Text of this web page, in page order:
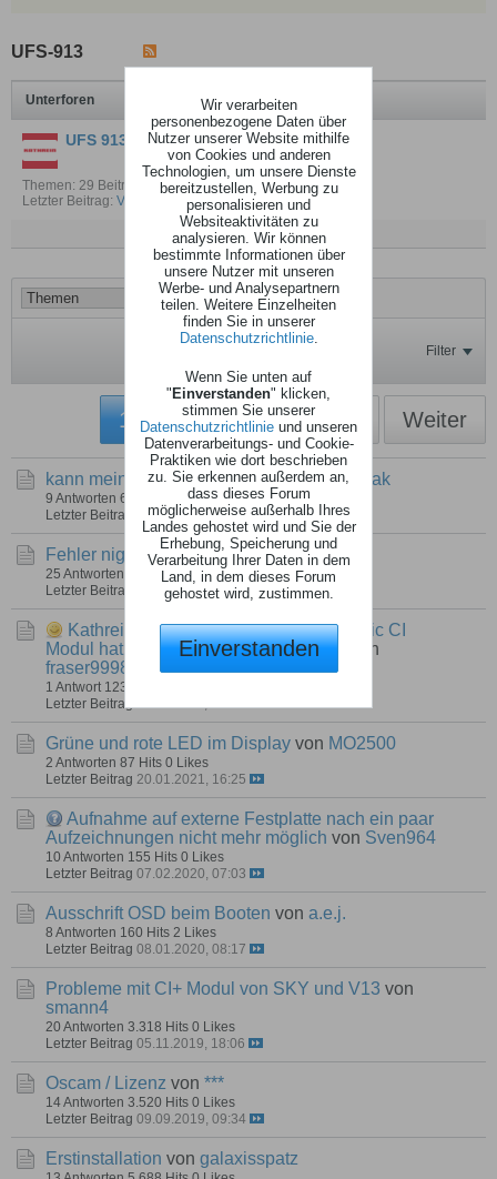
UFS-913
Unterforen
UFS 913 Titan nightly-images
Themen: 29 Beiträge: 733
Letzter Beitrag: V1.87
Kanäle als gelesen markieren
Filter
1 2 3 4 10 Weiter
kann mein NAS nicht mounten vonsurffreak
9 Antworten 68 Hits
0 Likes
Letzter Beitrag
06.01.2026, 15:17
Fehler nightly M47625 vonstulle
25 Antworten 226 Hits 0 Likes
Letzter Beitrag
21.11.2025, 15:00
Kathrein UFS913 mit Alphacrypt Classic CI
Modul hat Probleme beim Umschalten
von
fraser9998
1 Antwort 123 Hits
Letzter Beitrag
Grüne und rote LED im Display von MO2500
2 Antworten 87 Hits 0 Likes
Letzter Beitrag 20.01.2021, 16:25
Aufnahme auf externe Festplatte nach ein paar
Aufzeichnungen nicht mehr möglich von Sven964
10 Antworten 155 Hits 0 Likes
Letzter Beitrag 07.02.2020, 07:03
Ausschrift OSD beim Booten von a.e.j.
8 Antworten 160 Hits 2 Likes
Letzter Beitrag 08.01.2020, 08:17
Probleme mit CI+ Modul von SKY und V13 von
smann4
20 Antworten 3.318 Hits 0 Likes
Letzter Beitrag 05.11.2019, 18:06
Oscam / Lizenz von ***
14 Antworten 3.520 Hits 0 Likes
Letzter Beitrag 09.09.2019, 09:34
Erstinstallation von galaxisspatz
Wir verarbeiten
personenbezogene Daten über
Nutzer unserer Website mithilfe
von Cookies und anderen
Technologien, um unsere Dienste
bereitzustellen, Werbung zu
personalisieren und
Websiteaktivitäten zu
analysieren. Wir können
bestimmte Informationen über
unsere Nutzer mit unseren
Werbe- und Analysepartnern
teilen. Weitere Einzelheiten
finden Sie in unserer
Datenschutzrichtlinie.
Wenn Sie unten auf
" Einverstanden" klicken,
stimmen Sie unserer
Datenschutzrichtlinie und unseren
Datenverarbeitungs- und Cookie-
Praktiken wie dort beschrieben
zu. Sie erkennen außerdem an,
dass dieses Forum
möglicherweise außerhalb Ihres
Landes gehostet wird und Sie der
Erhebung, Speicherung und
Verarbeitung Ihrer Daten in dem
Land, in dem dieses Forum
gehostet wird, zustimmen.
Einverstanden